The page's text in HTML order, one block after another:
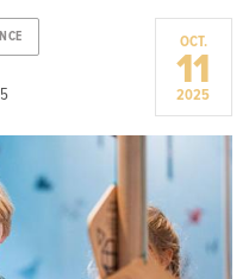
OCT.
11
2025